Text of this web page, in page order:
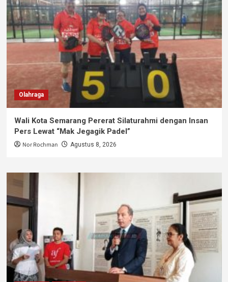
Olahraga
Wali Kota Semarang Pererat Silaturahmi dengan Insan
Pers Lewat “Mak Jegagik Padel”
Nor Rochman Agustus 8, 2026